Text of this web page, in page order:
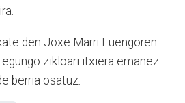
den Joxe Marri Luengoren
zikloari itxiera emanez
berria osatuz.